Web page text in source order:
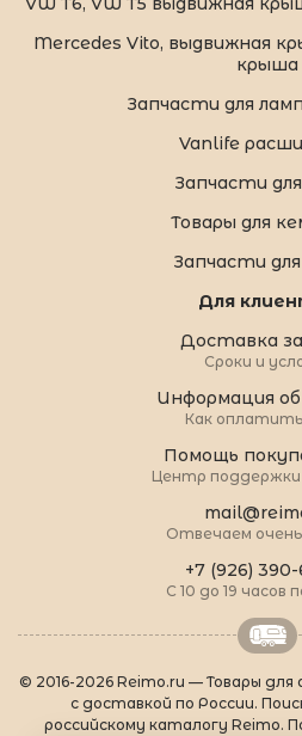
Mercedes Vito, выдвижная
крыша
Запчасти для
Vanlife
Запчасти
Товары для
Запчасти
Для
Доставка
Сроки и
Информация
Как оплатить
Помощь
Центр
Отвечаем
+7 (926)
С 10 до 19 часов
© 2016-2026 Reimo.ru — Товары
с доставкой по России.
российскому каталогу Reimo.